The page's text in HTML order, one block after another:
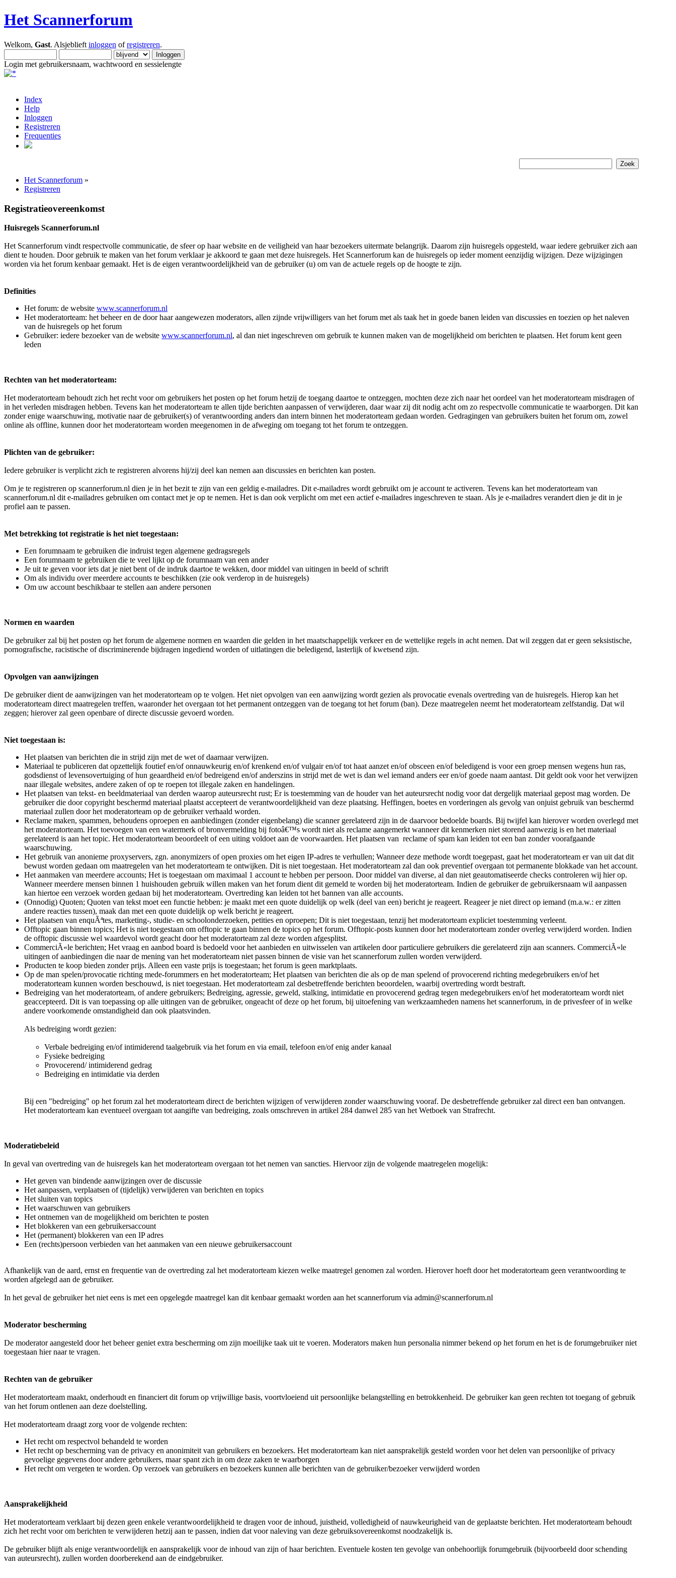
Het Scannerforum
Welkom, Gast. Alsjeblieft inloggen ofregistreren.
Login met gebruikersnaam, wachtwoord en sessielengte
Index
Help
Inloggen
Registreren
Frequenties
Het Scannerforum »
Registreren
Registratieovereenkomst
Huisregels Scannerforum.nl
Het Scannerforum vindt respectvolle communicatie, de sfeer op haar website en de veiligheid van haar bezoekers uitermate belangrijk. Daarom zijn huisregels opgesteld, waar iedere gebruiker zich aan
dient te houden. Door gebruik te maken van het forum verklaar je akkoord te gaan met deze huisregels. Het Scannerforum kan de huisregels op ieder moment eenzijdig wijzigen. Deze wijzigingen
worden via het forum kenbaar gemaakt. Het is de eigen verantwoordelijkheid van de gebruiker (u) om van de actuele regels op de hoogte te zijn.
Definities
Het forum: de website www.scannerforum.nl
Het moderatorteam: het beheer en de door haar aangewezen moderators, allen zijnde vrijwilligers van het forum met als taak het in goede banen leiden van discussies en toezien op het naleven
van de huisregels op het forum
Gebruiker: iedere bezoeker van de website www.scannerforum.nl, al dan niet ingeschreven om gebruik te kunnen maken van de mogelijkheid om berichten te plaatsen. Het forum kent geen
leden
Rechten van het moderatorteam:
Het moderatorteam behoudt zich het recht voor om gebruikers het posten op het forum hetzij de toegang daartoe te ontzeggen, mochten deze zich naar het oordeel van het moderatorteam misdragen of
in het verleden misdragen hebben. Tevens kan het moderatorteam te allen tijde berichten aanpassen of verwijderen, daar waar zij dit nodig acht om zo respectvolle communicatie te waarborgen. Dit kan
zonder enige waarschuwing, motivatie naar de gebruiker(s) of verantwoording anders dan intern binnen het moderatorteam gedaan worden. Gedragingen van gebruikers buiten het forum om, zowel
online als offline, kunnen door het moderatorteam worden meegenomen in de afweging om toegang tot het forum te ontzeggen.
Plichten van de gebruiker:
Iedere gebruiker is verplicht zich te registreren alvorens hij/zij deel kan nemen aan discussies en berichten kan posten.
Om je te registreren op scannerforum.nl dien je in het bezit te zijn van een geldig e-mailadres. Dit e-mailadres wordt gebruikt om je account te activeren. Tevens kan het moderatorteam van
scannerforum.nl dit e-mailadres gebruiken om contact met je op te nemen. Het is dan ook verplicht om met een actief e-mailadres ingeschreven te staan. Als je e-mailadres verandert dien je dit in je
profiel aan te passen.
Met betrekking tot registratie is het niet toegestaan:
Een forumnaam te gebruiken die indruist tegen algemene gedragsregels
Een forumnaam te gebruiken die te veel lijkt op de forumnaam van een ander
Je uit te geven voor iets dat je niet bent of de indruk daartoe te wekken, door middel van uitingen in beeld of schrift
Om als individu over meerdere accounts te beschikken (zie ook verderop in de huisregels)
Om uw account beschikbaar te stellen aan andere personen
Normen en waarden
De gebruiker zal bij het posten op het forum de algemene normen en waarden die gelden in het maatschappelijk verkeer en de wettelijke regels in acht nemen. Dat wil zeggen dat er geen seksistische,
pornografische, racistische of discriminerende bijdragen ingediend worden of uitlatingen die beledigend, lasterlijk of kwetsend zijn.
Opvolgen van aanwijzingen
De gebruiker dient de aanwijzingen van het moderatorteam op te volgen. Het niet opvolgen van een aanwijzing wordt gezien als provocatie evenals overtreding van de huisregels. Hierop kan het
moderatorteam direct maatregelen treffen, waaronder het overgaan tot het permanent ontzeggen van de toegang tot het forum (ban). Deze maatregelen neemt het moderatorteam zelfstandig. Dat wil
zeggen; hierover zal geen openbare of directe discussie gevoerd worden.
Niet toegestaan is:
Het plaatsen van berichten die in strijd zijn met de wet of daarnaar verwijzen.
Materiaal te publiceren dat opzettelijk foutief en/of onnauwkeurig en/of krenkend en/of vulgair en/of tot haat aanzet en/of obsceen en/of beledigend is voor een groep mensen wegens hun ras,
godsdienst of levensovertuiging of hun geaardheid en/of bedreigend en/of anderszins in strijd met de wet is dan wel iemand anders eer en/of goede naam aantast. Dit geldt ook voor het verwijzen
naar illegale websites, andere zaken of op te roepen tot illegale zaken en handelingen.
Het plaatsen van tekst- en beeldmateriaal van derden waarop auteursrecht rust; Er is toestemming van de houder van het auteursrecht nodig voor dat dergelijk materiaal gepost mag worden. De
gebruiker die door copyright beschermd materiaal plaatst accepteert de verantwoordelijkheid van deze plaatsing. Heffingen, boetes en vorderingen als gevolg van onjuist gebruik van beschermd
materiaal zullen door het moderatorteam op de gebruiker verhaald worden.
Reclame maken, spammen, behoudens oproepen en aanbiedingen (zonder eigenbelang) die scanner gerelateerd zijn in de daarvoor bedoelde boards. Bij twijfel kan hierover worden overlegd met
het moderatorteam. Het toevoegen van een watermerk of bronvermelding bij fotoâ€™s wordt niet als reclame aangemerkt wanneer dit kenmerken niet storend aanwezig is en het materiaal
gerelateerd is aan het topic. Het moderatorteam beoordeelt of een uiting voldoet aan de voorwaarden. Het plaatsen van reclame of spam kan leiden tot een ban zonder voorafgaande
waarschuwing.
Het gebruik van anonieme proxyservers, zgn. anonymizers of open proxies om het eigen IP-adres te verhullen; Wanneer deze methode wordt toegepast, gaat het moderatorteam er van uit dat dit
bewust worden gedaan om maatregelen van het moderatorteam te ontwijken. Dit is niet toegestaan. Het moderatorteam zal dan ook preventief overgaan tot permanente blokkade van het account.
Het aanmaken van meerdere accounts; Het is toegestaan om maximaal 1 account te hebben per persoon. Door middel van diverse, al dan niet geautomatiseerde checks controleren wij hier op.
Wanneer meerdere mensen binnen 1 huishouden gebruik willen maken van het forum dient dit gemeld te worden bij het moderatorteam. Indien de gebruiker de gebruikersnaam wil aanpassen
kan hiertoe een verzoek worden gedaan bij het moderatorteam. Overtreding kan leiden tot het bannen van alle accounts.
(Onnodig) Quoten; Quoten van tekst moet een functie hebben: je maakt met een quote duidelijk op welk (deel van een) bericht je reageert. Reageer je niet direct op iemand (m.a.w.: er zitten
andere reacties tussen), maak dan met een quote duidelijk op welk bericht je reageert.
Het plaatsen van enquÃªtes, marketing-, studie- en schoolonderzoeken, petities en oproepen; Dit is niet toegestaan, tenzij het moderatorteam expliciet toestemming verleent.
Offtopic gaan binnen topics; Het is niet toegestaan om offtopic te gaan binnen de topics op het forum. Offtopic-posts kunnen door het moderatorteam zonder overleg verwijderd worden. Indien
de offtopic discussie wel waardevol wordt geacht door het moderatorteam zal deze worden afgesplitst.
CommerciÃ«le berichten; Het vraag en aanbod board is bedoeld voor het aanbieden en uitwisselen van artikelen door particuliere gebruikers die gerelateerd zijn aan scanners. CommerciÃ«le
uitingen of aanbiedingen die naar de mening van het moderatorteam niet passen binnen de visie van het scannerforum zullen worden verwijderd.
Producten te koop bieden zonder prijs. Alleen een vaste prijs is toegestaan; het forum is geen marktplaats.
Op de man spelen/provocatie richting mede-forummers en het moderatorteam; Het plaatsen van berichten die als op de man spelend of provocerend richting medegebruikers en/of het
moderatorteam kunnen worden beschouwd, is niet toegestaan. Het moderatorteam zal desbetreffende berichten beoordelen, waarbij overtreding wordt bestraft.
Bedreiging van het moderatorteam, of andere gebruikers; Bedreiging, agressie, geweld, stalking, intimidatie en provocerend gedrag tegen medegebruikers en/of het moderatorteam wordt niet
geaccepteerd. Dit is van toepassing op alle uitingen van de gebruiker, ongeacht of deze op het forum, bij uitoefening van werkzaamheden namens het scannerforum, in de privesfeer of in welke
andere voorkomende omstandigheid dan ook plaatsvinden.
Als bedreiging wordt gezien:
Verbale bedreiging en/of intimiderend taalgebruik via het forum en via email, telefoon en/of enig ander kanaal
Fysieke bedreiging
Provocerend/ intimiderend gedrag
Bedreiging en intimidatie via derden
Bij een "bedreiging" op het forum zal het moderatorteam direct de berichten wijzigen of verwijderen zonder waarschuwing vooraf. De desbetreffende gebruiker zal direct een ban ontvangen.
Het moderatorteam kan eventueel overgaan tot aangifte van bedreiging, zoals omschreven in artikel 284 danwel 285 van het Wetboek van Strafrecht.
Moderatiebeleid
In geval van overtreding van de huisregels kan het moderatorteam overgaan tot het nemen van sancties. Hiervoor zijn de volgende maatregelen mogelijk:
Het geven van bindende aanwijzingen over de discussie
Het aanpassen, verplaatsen of (tijdelijk) verwijderen van berichten en topics
Het sluiten van topics
Het waarschuwen van gebruikers
Het ontnemen van de mogelijkheid om berichten te posten
Het blokkeren van een gebruikersaccount
Het (permanent) blokkeren van een IP adres
Een (rechts)persoon verbieden van het aanmaken van een nieuwe gebruikersaccount
Afhankelijk van de aard, ernst en frequentie van de overtreding zal het moderatorteam kiezen welke maatregel genomen zal worden. Hierover hoeft door het moderatorteam geen verantwoording te
worden afgelegd aan de gebruiker.
In het geval de gebruiker het niet eens is met een opgelegde maatregel kan dit kenbaar gemaakt worden aan het scannerforum via admin@scannerforum.nl
Moderator bescherming
De moderator aangesteld door het beheer geniet extra bescherming om zijn moeilijke taak uit te voeren. Moderators maken hun personalia nimmer bekend op het forum en het is de forumgebruiker niet
toegestaan hier naar te vragen.
Rechten van de gebruiker
Het moderatorteam maakt, onderhoudt en financiert dit forum op vrijwillige basis, voortvloeiend uit persoonlijke belangstelling en betrokkenheid. De gebruiker kan geen rechten tot toegang of gebruik
van het forum ontlenen aan deze doelstelling.
Het moderatorteam draagt zorg voor de volgende rechten:
Het recht om respectvol behandeld te worden
Het recht op bescherming van de privacy en anonimiteit van gebruikers en bezoekers. Het moderatorteam kan niet aansprakelijk gesteld worden voor het delen van persoonlijke of privacy
gevoelige gegevens door andere gebruikers, maar spant zich in om deze zaken te waarborgen
Het recht om vergeten te worden. Op verzoek van gebruikers en bezoekers kunnen alle berichten van de gebruiker/bezoeker verwijderd worden
Aansprakelijkheid
Het moderatorteam verklaart bij dezen geen enkele verantwoordelijkheid te dragen voor de inhoud, juistheid, volledigheid of nauwkeurigheid van de geplaatste berichten. Het moderatorteam behoudt
zich het recht voor om berichten te verwijderen hetzij aan te passen, indien dat voor naleving van deze gebruiksovereenkomst noodzakelijk is.
De gebruiker blijft als enige verantwoordelijk en aansprakelijk voor de inhoud van zijn of haar berichten. Eventuele kosten ten gevolge van onbehoorlijk forumgebruik (bijvoorbeeld door schending
van auteursrecht), zullen worden doorberekend aan de eindgebruiker.